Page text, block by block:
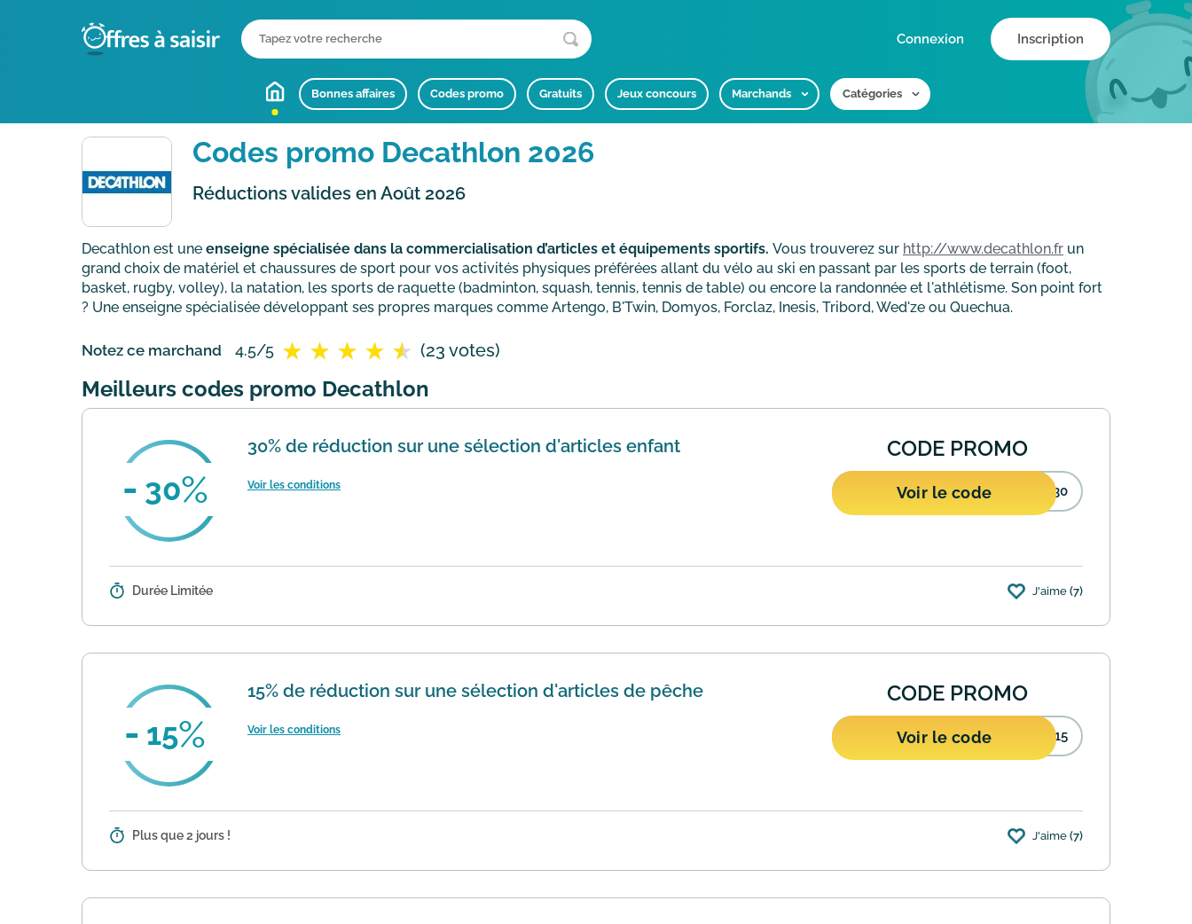
Connexion Inscription
Bonnes affaires Codes promo Gratuits Jeux concours Marchands Catégories
Codes promo Decathlon 2026
Réductions valides en Août 2026
Decathlon est une enseigne spécialisée dans la commercialisation d’articles et équipements sportifs. Vous trouverez sur http://www.decathlon.fr un
grand choix de matériel et chaussures de sport pour vos activités physiques préférées allant du vélo au ski en passant par les sports de terrain (foot,
basket, rugby, volley), la natation, les sports de raquette (badminton, squash, tennis, tennis de table) ou encore la randonnée et l'athlétisme. Son point fort
? Une enseigne spécialisée développant ses propres marques comme Artengo, B'Twin, Domyos, Forclaz, Inesis, Tribord, Wed'ze ou Quechua.
Notez ce marchand 4.5/5 (23 votes)
Meilleurs codes promo Decathlon
30
30% de réduction sur une sélection d'articles enfant
Voir les conditions
CODE PROMO
Voir le code S30
Détails : Décathlon propose une offre de 30% de réduction sur une sélection d'articles pour enfant. Utilisez le code promo KIDS30 lors de votre
Durée Limitée J'aime (7)
15
15% de réduction sur une sélection d'articles de pêche
Voir les conditions
CODE PROMO
Voir le code E15
Détails : Décathlon propose une réduction de 15% sur une sélection d'articles de pêche via le code ETE15. Le code s'applique à une liste
Plus que 2 jours ! J'aime (7)